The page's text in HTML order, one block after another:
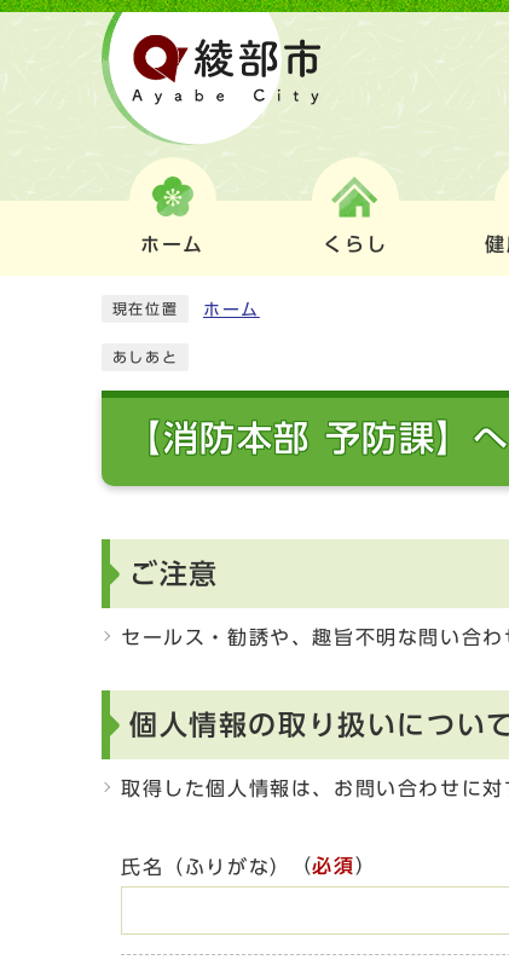
ホーム くらし 健
現在位置 ホーム
あしあと
【消防本部 予防課】
ご注意
セールス・勧誘や、趣旨不明な問い合
個人情報の取り扱いについ
取得した個人情報は、お問い合わせに
氏名（ふりがな） （必須）